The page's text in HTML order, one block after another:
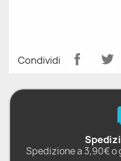
Condividi
Spedizione a 3,90€ o